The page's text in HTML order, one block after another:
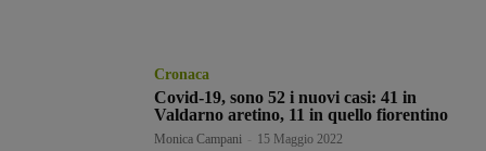
Cronaca
Covid-19, sono 52 i nuovi casi: 41 in
Valdarno aretino, 11 in quello fiorentino
Monica Campani 15 Maggio 2022